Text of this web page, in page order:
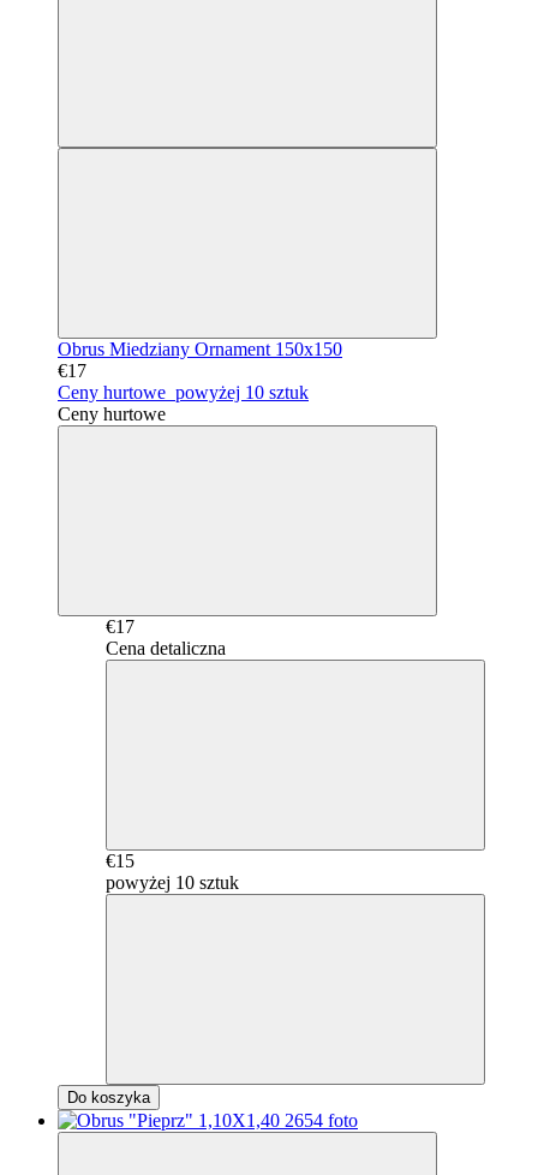
Obrus Miedziany Ornament 150x150
€17
Ceny hurtowe powyżej 10 sztuk
Ceny hurtowe
€17
Cena detaliczna
€15
powyżej 10 sztuk
Do koszyka